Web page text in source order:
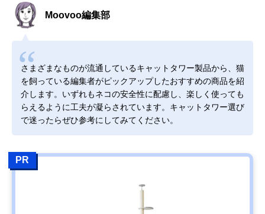
Moovoo編集部
さまざまなものが流通しているキャットタワー製品から、猫
を飼っている編集者がピックアップしたおすすめの商品を紹
介します。いずれもネコの安全性に配慮し、楽しく使っても
らえるように工夫が凝らされています。キャットタワー選び
で迷ったらぜひ参考にしてみてください。
PR